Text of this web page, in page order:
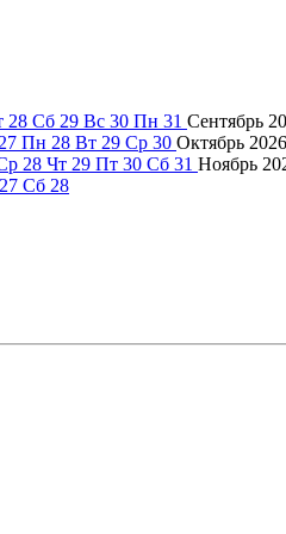
28 Сб 29 Вс 30 Пн 31 Сентябрь
27 Пн 28 Вт 29 Ср 30 Октябрь 2026
28 Чт 29 Пт 30 Сб 31 Ноябрь
27 Сб 28